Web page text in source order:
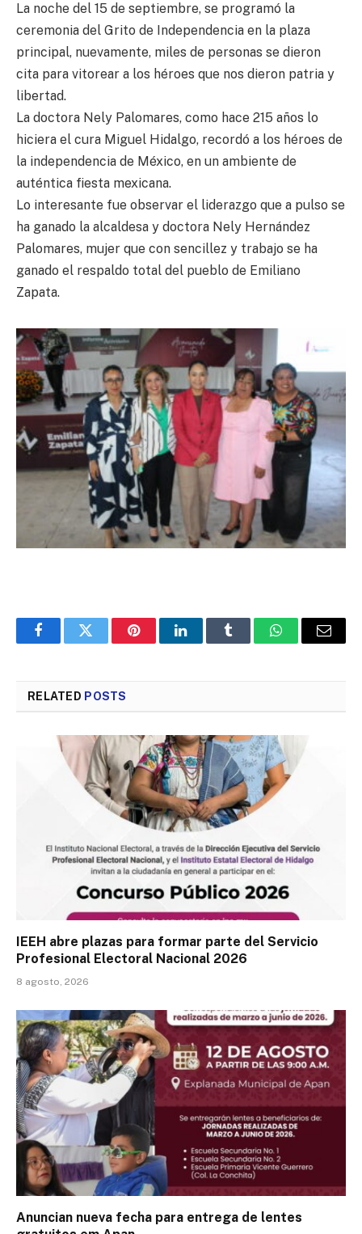
La noche del 15 de septiembre, se programó la
ceremonia del Grito de Independencia en la plaza
principal, nuevamente, miles de personas se dieron
cita para vitorear a los héroes que nos dieron patria y
libertad.
La doctora Nely Palomares, como hace 215 años lo
hiciera el cura Miguel Hidalgo, recordó a los héroes de
la independencia de México, en un ambiente de
auténtica fiesta mexicana.
Lo interesante fue observar el liderazgo que a pulso se
ha ganado la alcaldesa y doctora Nely Hernández
Palomares, mujer que con sencillez y trabajo se ha
ganado el respaldo total del pueblo de Emiliano
Zapata.
FacebookTwitter PinterestLinkedInTumblr WhatsAppEmail
RELATED POSTS
IEEH abre plazas para formar parte del Servicio
Profesional Electoral Nacional 2026
8 agosto, 2026
Anuncian nueva fecha para entrega de lentes